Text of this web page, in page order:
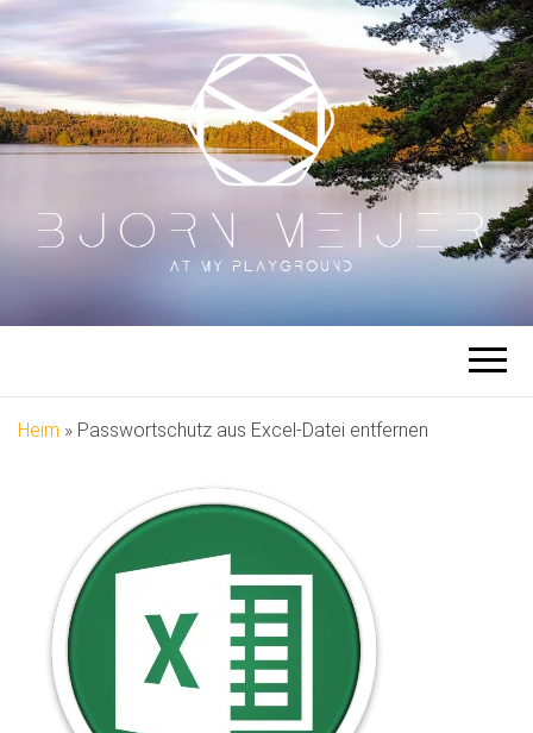
BJÖRN
MEIJER
Auf meinem Spielplatz
Heim » Passwortschutz aus Excel-Datei entfernen